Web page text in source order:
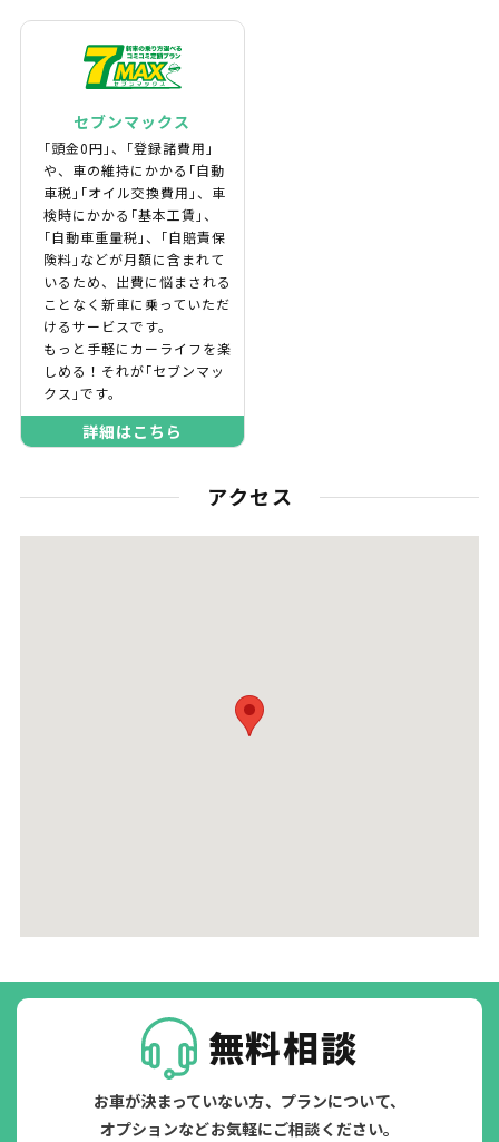
セブンマックス
｢頭金0円｣、｢登録諸費用｣
や、車の維持にかかる｢自動
車税｣｢オイル交換費用｣、車
検時にかかる｢基本工賃｣、
｢自動車重量税｣、｢自賠責保
険料｣などが月額に含まれて
いるため、出費に悩まされる
ことなく新車に乗っていただ
けるサービスです。
もっと手軽にカーライフを楽
しめる！それが｢セブンマッ
クス｣です。
詳細はこちら
アクセス
無料相談
お車が決まっていない方、プランについて、
オプションなどお気軽にご相談ください。